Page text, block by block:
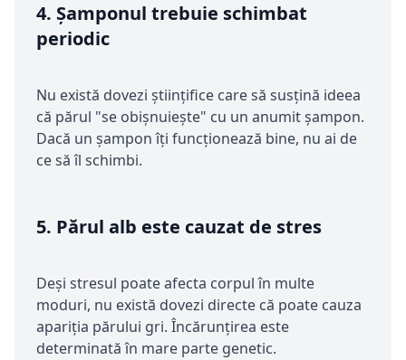
4. Șamponul trebuie schimbat
periodic
Nu există dovezi științifice care să susțină ideea
că părul "se obișnuiește" cu un anumit șampon.
Dacă un șampon îți funcționează bine, nu ai de
ce să îl schimbi.
5. Părul alb este cauzat de stres
Deși stresul poate afecta corpul în multe
moduri, nu există dovezi directe că poate cauza
apariția părului gri. Încărunțirea este
determinată în mare parte genetic.